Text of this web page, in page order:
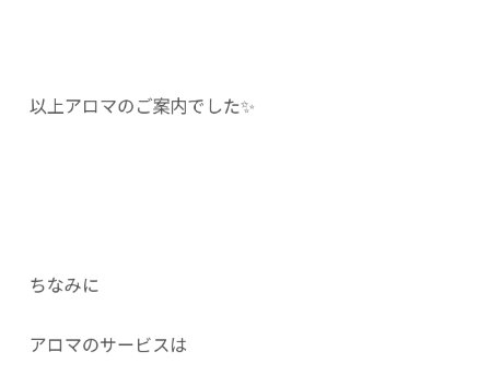
以上アロマのご案内でした✨
ちなみに
アロマのサービスは